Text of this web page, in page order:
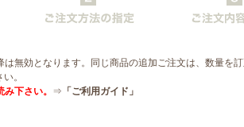
無効となります。同じ商品の追加ご注文は、数量を訂
。
下さい。 ⇒ 「ご利用ガイド」